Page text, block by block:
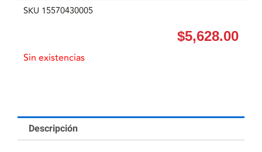
SKU 15570430005
$5,628.00
Sin existencias
Descripción